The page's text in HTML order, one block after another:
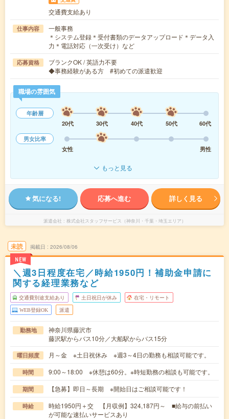
交通費支給あり
仕事内容
一般事務
＊システム登録＊受付書類のデータアップロード＊データ入
力＊電話対応（一次受け）など
応募資格
ブランクOK / 英語力不要
◆事務経験がある方 #初めての派遣歓迎
職場の雰囲気
年齢層
20代
30代 40代 50代
60代
男女比率
女性
男性
もっと見る
気になる! 応募へ進む 詳しく見る
派遣会社 株式会社スタッフサービス（神奈川・千葉・埼玉エリア）
未読
NEW
掲載日 2026/08/06
＼週3日程度在宅／時給1950円！補助金申請に
関する経理業務など
交通費別途支給あり 土日祝日が休み 在宅・リモート
WEB登録OK 派遣
勤務地
神奈川県藤沢市
藤沢駅からバス10分／大船駅からバス15分
曜日頻度 月～金 ※土日祝休み ※週3～4日の勤務も相談可能です。
時間 9:00～18:00 ※休憩は60分。※時短勤務の相談も可能です。
期間 【急募】即日～長期 ※開始日はご相談可能です！
時給
時給1950円＋交 【月収例】324,187円～ ■給与の前払い
が可能な速払いサービスあり